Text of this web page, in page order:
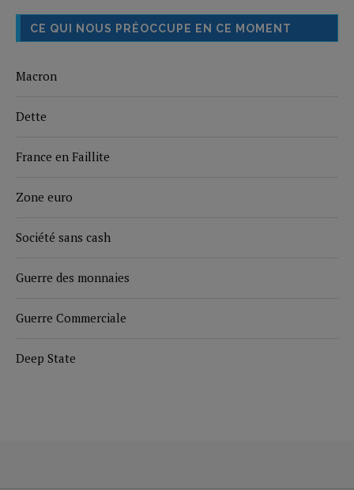
CE QUI NOUS PRÉOCCUPE EN CE MOMENT
Macron
Dette
France en Faillite
Zone euro
Société sans cash
Guerre des monnaies
Guerre Commerciale
Deep State